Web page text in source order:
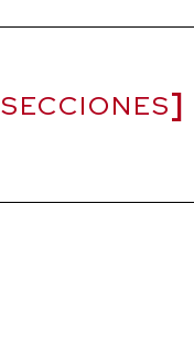
SECCIONES